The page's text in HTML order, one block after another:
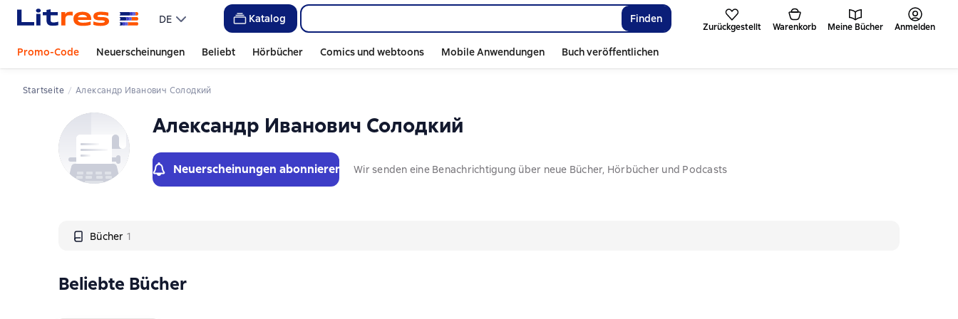
DE Katalog Finden
Zurückgestellt Warenkorb Meine Bücher Anmelden
Promo-Code Neuerscheinungen Beliebt Hörbücher Comics und webtoons Mobile Anwendungen Buch veröffentlichen
Startseite Александр Иванович Солодкий
Александр Иванович Солодкий
Neuerscheinungen abonnieren Wir senden eine Benachrichtigung über neue Bücher, Hörbücher und Podcasts
Bücher 1
Слайдер с книгами
Beliebte Bücher